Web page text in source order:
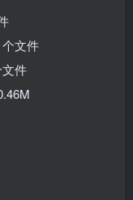
文件
件